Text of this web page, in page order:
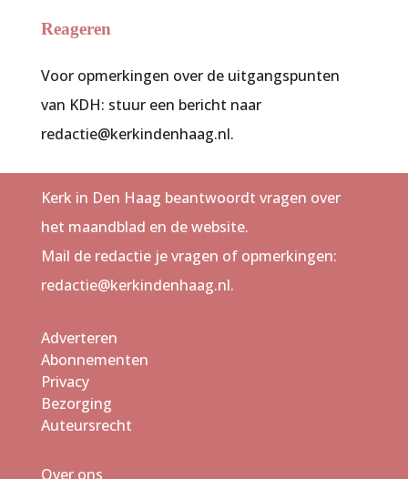
Reageren
Voor opmerkingen over de uitgangspunten
van KDH: stuur een bericht naar
redactie@kerkindenhaag.nl.
Kerk in Den Haag beantwoordt vragen over
het maandblad en de website.
Mail de redactie je vragen of opmerkingen:
redactie@kerkindenhaag.nl.
Adverteren
Abonnementen
Privacy
Bezorging
Auteursrecht
Over ons